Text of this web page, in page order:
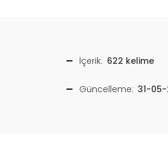
İçerik: 622 kelime
Güncelleme: 31-